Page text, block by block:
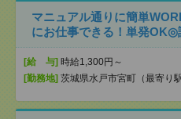
マニュアル通りに簡単
にお仕事できる！単発
[給 与] 時給1,300円～
[勤務地] 茨城県水戸市宮町（最寄り